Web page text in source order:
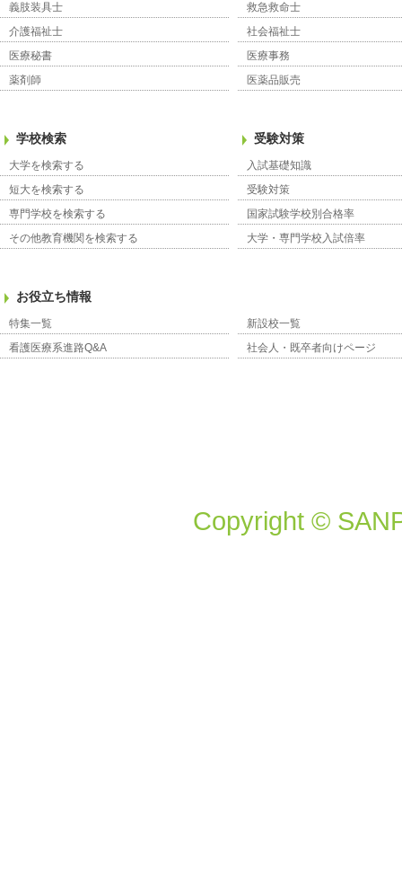
義肢装具士
救急救命士
介護福祉士
社会福祉士
医療秘書
医療事務
薬剤師
医薬品販売
学校検索
大学を検索する
短大を検索する
専門学校を検索する
その他教育機関を検索する
受験対策
入試基礎知識
受験対策
国家試験学校別合格率
大学・専門学校入試倍率
お役立ち情報
特集一覧
新設校一覧
看護医療系進路Q&A
社会人・既卒者向けページ
Copyright ©